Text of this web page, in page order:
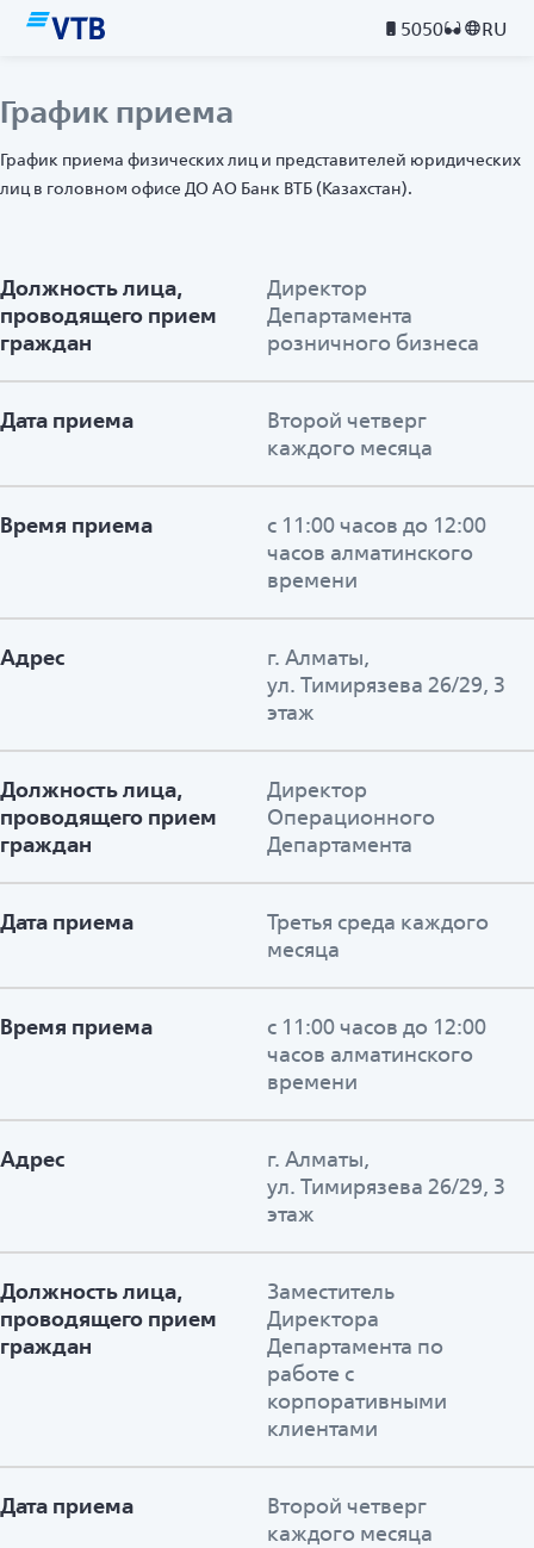
5050 RU
График приема
График приема физических лиц и представителей юридических
лиц в головном офисе ДО АО Банк ВТБ (Казахстан).
Должность лица,
проводящего прием
граждан
Дата приема
Время приема
Адрес
Директор
Департамента
розничного бизнеса
Второй четверг
каждого месяца
с 11:00 часов до 12:00
часов алматинского
времени
г. Алматы,
ул. Тимирязева 26/29, 3
этаж
Должность лица,
проводящего прием
граждан
Дата приема
Время приема
Адрес
Директор
Операционного
Департамента
Третья среда каждого
месяца
с 11:00 часов до 12:00
часов алматинского
времени
г. Алматы,
ул. Тимирязева 26/29, 3
этаж
Должность лица,
проводящего прием
граждан
Дата приема
Заместитель
Директора
Департамента по
работе с
корпоративными
клиентами
Второй четверг
каждого месяца